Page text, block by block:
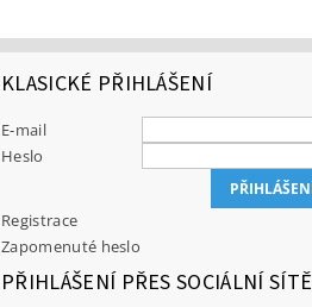
KLASICKÉ PŘIHLÁŠENÍ
E-mail
Heslo
Registrace
Zapomenuté heslo
PŘIHLÁŠENÍ PŘES SOCIÁLNÍ SÍTĚ